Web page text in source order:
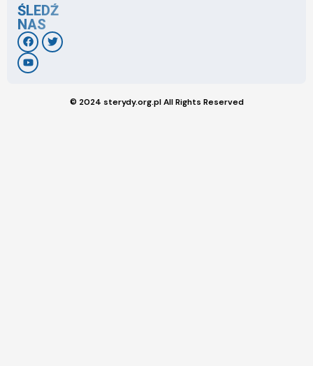
ŚLEDŹ
NAS
© 2024 sterydy.org.pl All Rights Reserved